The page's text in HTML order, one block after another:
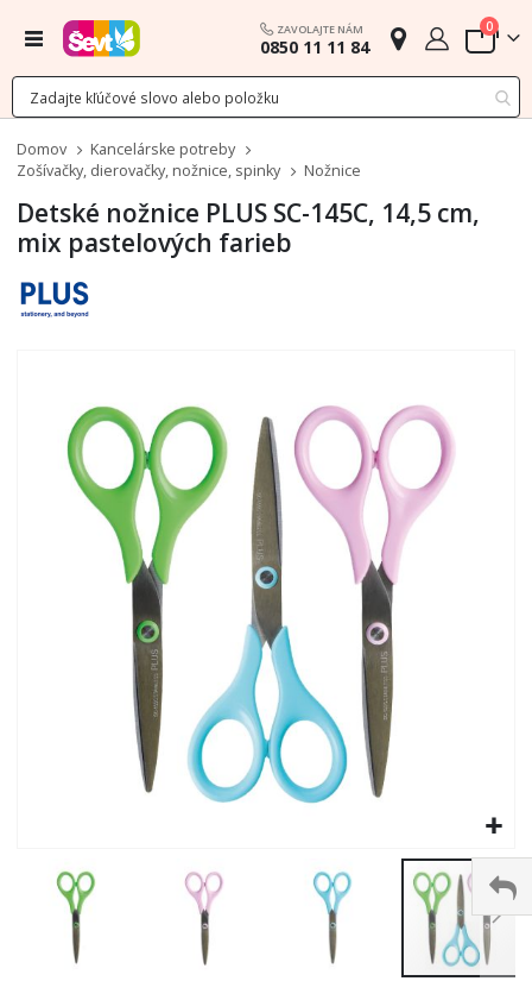
Menu ZAVOLAJTE NÁM
0850 11 11 84 Cart
0
Domov
Kancelárske potreby
Zošívačky, dierovačky, nožnice, spinky
Nožnice
Detské nožnice PLUS SC-145C, 14,5 cm,
mix pastelových farieb
obrázkov